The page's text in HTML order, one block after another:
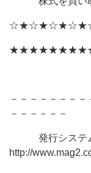
事業承
－－－－－－－
－－－－－－
発行システム
http://